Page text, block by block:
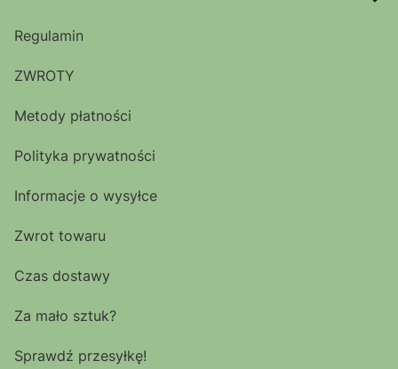
Regulamin
ZWROTY
Metody płatności
Polityka prywatności
Informacje o wysyłce
Zwrot towaru
Czas dostawy
Za mało sztuk?
Sprawdź przesyłkę!